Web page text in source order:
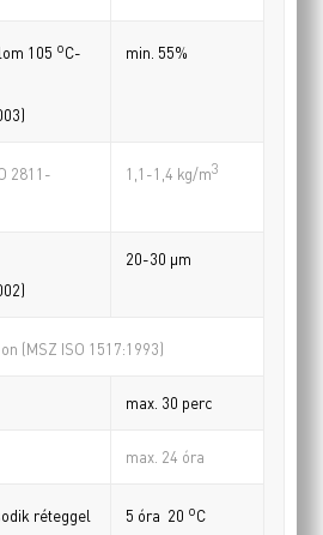
105 oC-
min. 55%
2811-
1,1-1,4 kg/m3
20-30 µm
(MSZ ISO 1517:1993)
max. 30 perc
max. 24 óra
réteggel
5 óra 20 oC